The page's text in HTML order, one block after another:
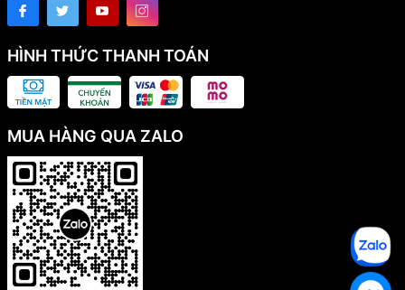
HÌNH THỨC THANH TOÁN
MUA HÀNG QUA ZALO